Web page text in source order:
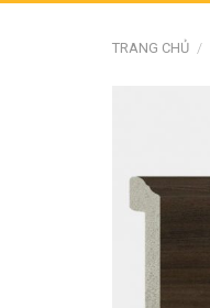
TRANG CHỦ /